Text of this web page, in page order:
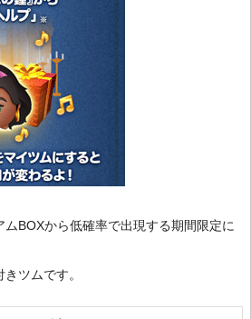
BOXから低確率で出現する期間限定に
ツムです。